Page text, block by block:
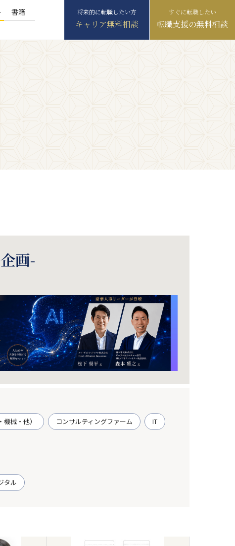
書籍
キャリア無料相談 転職支援の無料相談
画-
械・他） コンサルティングファーム IT
タル